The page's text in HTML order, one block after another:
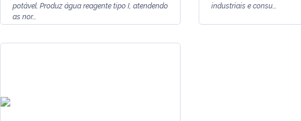
potável. Produz água reagente tipo I, atendendo
as nor...
industriais e consu...